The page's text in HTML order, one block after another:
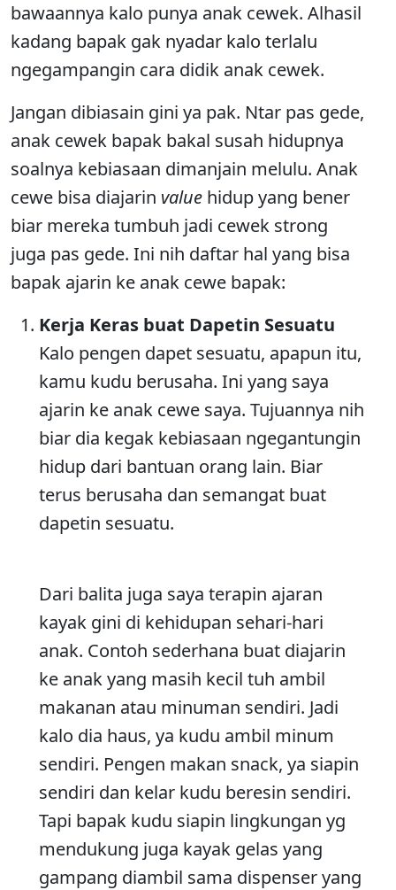
bawaannya kalo punya anak cewek. Alhasil
kadang bapak gak nyadar kalo terlalu
ngegampangin cara didik anak cewek.
Jangan dibiasain gini ya pak. Ntar pas gede,
anak cewek bapak bakal susah hidupnya
soalnya kebiasaan dimanjain melulu. Anak
cewe bisa diajarin value hidup yang bener
biar mereka tumbuh jadi cewek strong
juga pas gede. Ini nih daftar hal yang bisa
bapak ajarin ke anak cewe bapak:
Kerja Keras buat Dapetin Sesuatu
Kalo pengen dapet sesuatu, apapun itu,
kamu kudu berusaha. Ini yang saya
ajarin ke anak cewe saya. Tujuannya nih
biar dia kegak kebiasaan ngegantungin
hidup dari bantuan orang lain. Biar
terus berusaha dan semangat buat
dapetin sesuatu.
Dari balita juga saya terapin ajaran
kayak gini di kehidupan sehari-hari
anak. Contoh sederhana buat diajarin
ke anak yang masih kecil tuh ambil
makanan atau minuman sendiri. Jadi
kalo dia haus, ya kudu ambil minum
sendiri. Pengen makan snack, ya siapin
sendiri dan kelar kudu beresin sendiri.
Tapi bapak kudu siapin lingkungan yg
mendukung juga kayak gelas yang
gampang diambil sama dispenser yang